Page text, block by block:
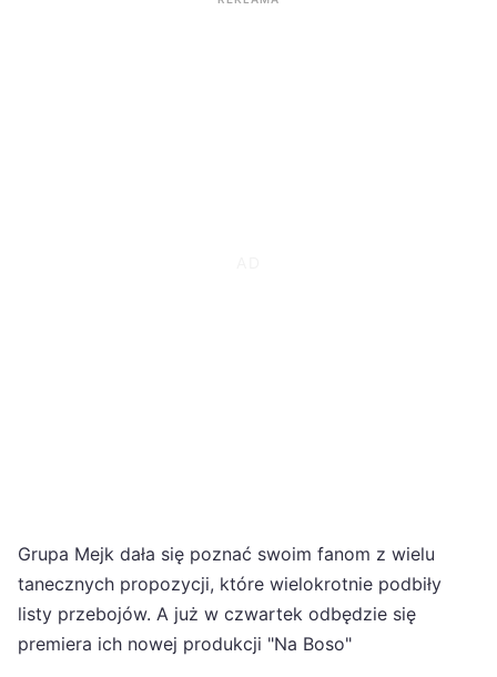
Grupa Mejk dała się poznać swoim fanom z wielu
tanecznych propozycji, które wielokrotnie podbiły
listy przebojów. A już w czwartek odbędzie się
premiera ich nowej produkcji "Na Boso"